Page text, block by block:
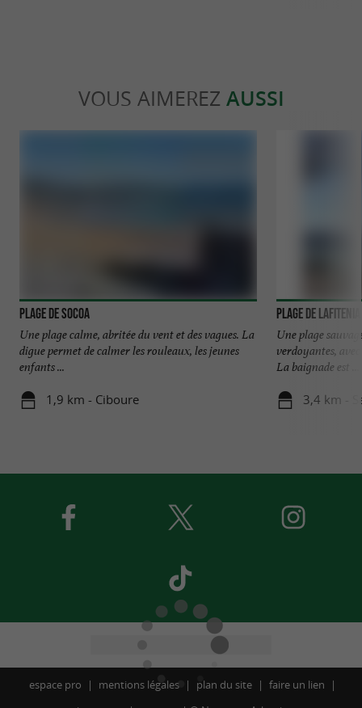
VOUS AIMEREZ AUSSI
Plage de Socoa
Une plage calme, abritée du vent et des vagues. La
digue permet de calmer les rouleaux, les jeunes
enfants ...
1,9 km - Ciboure
Plage de Lafitenia
Une plage
verdoyantes,
La baignade est ...
3,4 km -
espace pro mentions légales plan du site
faire un lien